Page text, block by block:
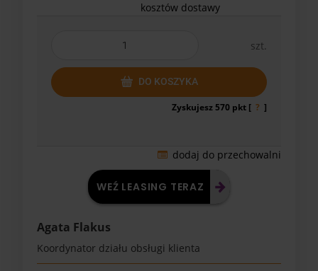
kosztów dostawy
szt.
DO KOSZYKA
Zyskujesz570 pkt [ ? ]
dodaj do przechowalni
WEŹ LEASING TERAZ
Agata Flakus
Koordynator działu obsługi klienta